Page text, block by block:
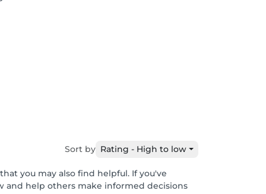
Sort by Rating - High to low
you may also find helpful. If you've
and help others make informed decisions